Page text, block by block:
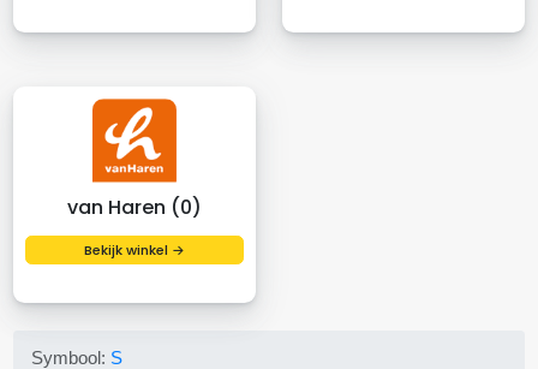
van Haren (0)
Bekijk winkel →
Symbool: S